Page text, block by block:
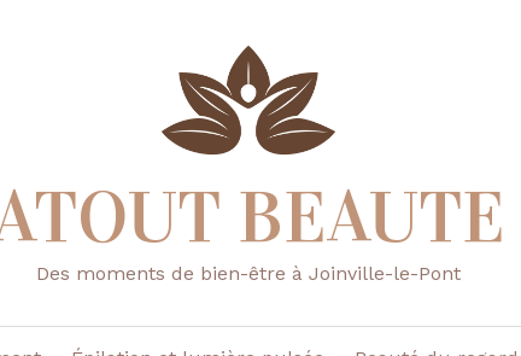
BEAUTE
Des moments de bien-être à Joinville-le-Pont